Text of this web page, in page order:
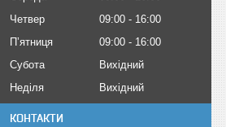
Четвер
09:00
16:00
Пʼятниця
09:00
16:00
Субота
Вихідний
Неділя
Вихідний
КОНТАКТИ